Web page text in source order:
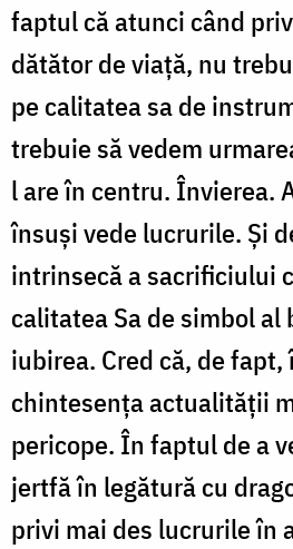
faptul că atunci când
dătător de viață, nu
pe calitatea sa de
trebuie să vedem
l are în centru. Învierea.
însuși vede lucrurile. Și
intrinsecă a sacrificiului
calitatea Sa de simbol
iubirea. Cred că, de
chintesența actualității
pericope. În faptul de a
jertfă în legătură cu
privi mai des lucrurile în